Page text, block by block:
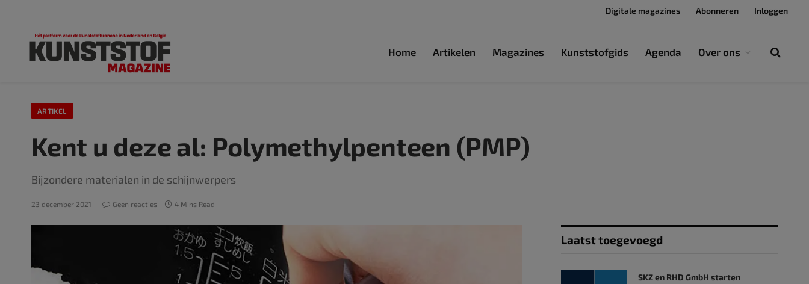
Digitale magazines Abonneren Inloggen
Home Artikelen Magazines Kunststofgids Agenda Over ons
ARTIKEL
Kent u deze al: Polymethylpenteen (PMP)
Bijzondere materialen in de schijnwerpers
23 december 2021 Geen reacties 4 Mins Read
Laatst toegevoegd
SKZ en RHD GmbH starten